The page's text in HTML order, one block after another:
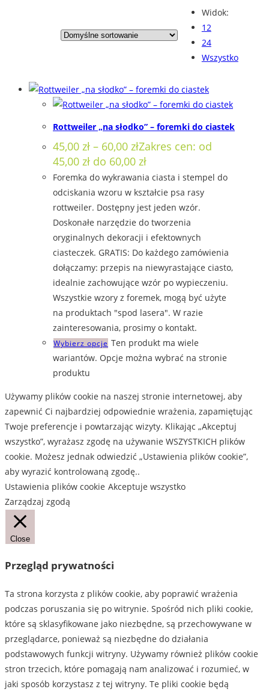
Widok:
12
24
Wszystko
Rottweiler „na słodko” – foremki do ciastek
45,00 zł – 60,00 złZakres cen: od
45,00 zł do 60,00 zł
Foremka do wykrawania ciasta i stempel do
odciskania wzoru w kształcie psa rasy
rottweiler. Dostępny jest jeden wzór.
Doskonałe narzędzie do tworzenia
oryginalnych dekoracji i efektownych
ciasteczek. GRATIS: Do każdego zamówienia
dołączamy: przepis na niewyrastające ciasto,
idealnie zachowujące wzór po wypieczeniu.
Wszystkie wzory z foremek, mogą być użyte
na produktach "spod lasera". W razie
zainteresowania, prosimy o kontakt.
Wybierz opcje Ten produkt ma wiele
wariantów. Opcje można wybrać na stronie
produktu
Używamy plików cookie na naszej stronie internetowej, aby
zapewnić Ci najbardziej odpowiednie wrażenia, zapamiętując
Twoje preferencje i powtarzając wizyty. Klikając „Akceptuj
wszystko”, wyrażasz zgodę na używanie WSZYSTKICH plików
cookie. Możesz jednak odwiedzić „Ustawienia plików cookie”,
aby wyrazić kontrolowaną zgodę..
Ustawienia plików cookie Akceptuje wszystko
Zarządzaj zgodą
Close
Przegląd prywatności
Ta strona korzysta z plików cookie, aby poprawić wrażenia
podczas poruszania się po witrynie. Spośród nich pliki cookie,
które są sklasyfikowane jako niezbędne, są przechowywane w
przeglądarce, ponieważ są niezbędne do działania
podstawowych funkcji witryny. Używamy również plików cookie
stron trzecich, które pomagają nam analizować i rozumieć, w
jaki sposób korzystasz z tej witryny. Te pliki cookie będą